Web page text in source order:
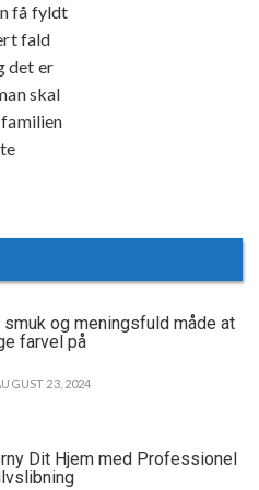
få fyldt
fald
det er
skal
familien
smuk og meningsfuld måde at
farvel på
23, 2024
Dit Hjem med Professionel